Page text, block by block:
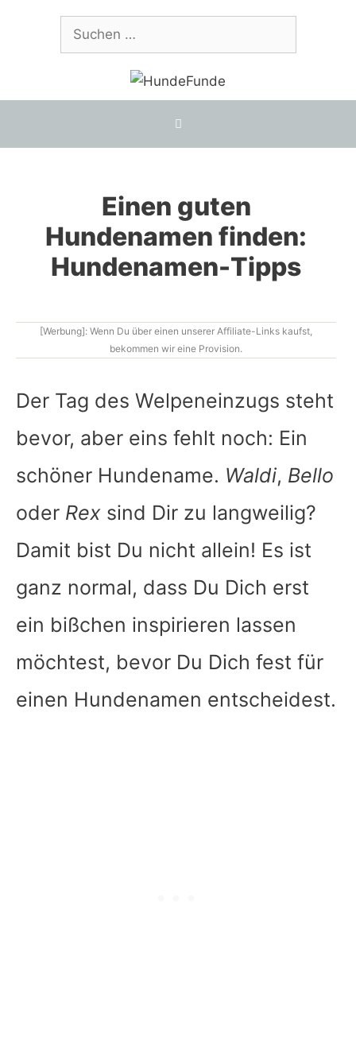
Suchen
nach:
Einen guten
Hundenamen finden:
Hundenamen-Tipps
[Werbung]: Wenn Du über einen unserer Affiliate-Links kaufst,
bekommen wir eine Provision.
Der Tag des Welpeneinzugs steht
bevor, aber eins fehlt noch: Ein
schöner Hundename. Waldi, Bello
oder Rexsind Dir zu langweilig?
Damit bist Du nicht allein! Es ist
ganz normal, dass Du Dich erst
ein bißchen inspirieren lassen
möchtest, bevor Du Dich fest für
einen Hundenamen entscheidest.